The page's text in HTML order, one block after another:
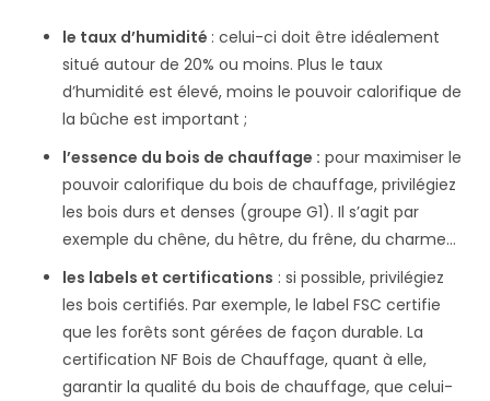
le taux d’humidité : celui-ci doit être idéalement
situé autour de 20% ou moins. Plus le taux
d’humidité est élevé, moins le pouvoir calorifique de
la bûche est important ;
l’essence du bois de chauffage : pour maximiser le
pouvoir calorifique du bois de chauffage, privilégiez
les bois durs et denses (groupe G1). Il s’agit par
exemple du chêne, du hêtre, du frêne, du charme…
les labels et certifications : si possible, privilégiez
les bois certifiés. Par exemple, le label FSC certifie
que les forêts sont gérées de façon durable. La
certification NF Bois de Chauffage, quant à elle,
garantir la qualité du bois de chauffage, que celui-